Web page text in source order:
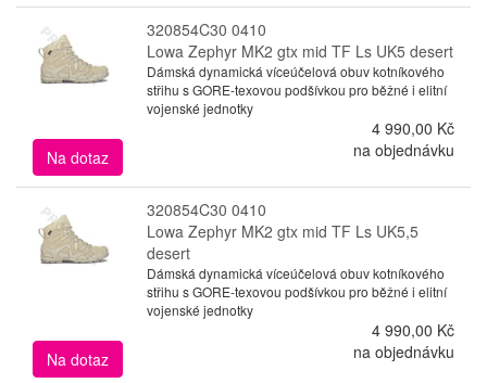
320854C30 0410
Lowa Zephyr MK2 gtx mid TF Ls UK5 desert
Dámská dynamická víceúčelová obuv kotníkového
střihu s GORE-texovou podšívkou pro běžné i elitní
vojenské jednotky
4 990,00 Kč
Na dotaz
na objednávku
320854C30 0410
Lowa Zephyr MK2 gtx mid TF Ls UK5,5
desert
Dámská dynamická víceúčelová obuv kotníkového
střihu s GORE-texovou podšívkou pro běžné i elitní
vojenské jednotky
4 990,00 Kč
Na dotaz
na objednávku